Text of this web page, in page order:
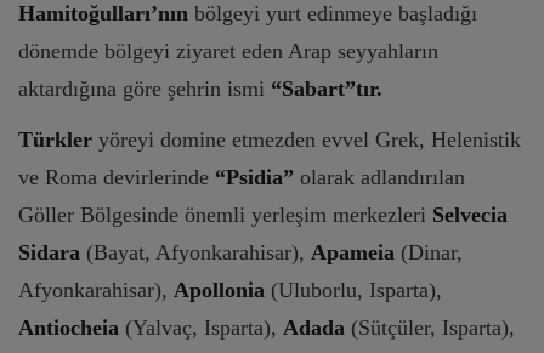
Hamitoğulları’nın bölgeyi yurt edinmeye başladığı
dönemde bölgeyi ziyaret eden Arap seyyahların
aktardığına göre şehrin ismi “Sabart”tır.
Türkler yöreyi domine etmezden evvel Grek, Helenistik
ve Roma devirlerinde “Psidia” olarak adlandırılan
Göller Bölgesinde önemli yerleşim merkezleri Selvecia
Sidara (Bayat, Afyonkarahisar), Apameia (Dinar,
Afyonkarahisar), Apollonia (Uluborlu, Isparta),
Antiocheia (Yalvaç, Isparta), Adada (Sütçüler, Isparta),